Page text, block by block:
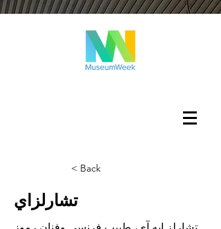
< Back
تشارلزاي